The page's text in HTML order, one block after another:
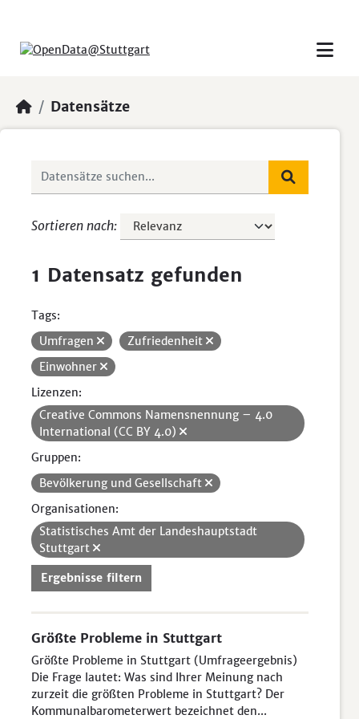
Datensätze
Sortieren nach
1 Datensatz gefunden
Tags:
Umfragen
Zufriedenheit
Einwohner
Lizenzen:
Creative Commons Namensnennung – 4.0
International (CC BY 4.0)
Gruppen:
Bevölkerung und Gesellschaft
Organisationen:
Statistisches Amt der Landeshauptstadt
Stuttgart
Ergebnisse filtern
Größte Probleme in Stuttgart
Größte Probleme in Stuttgart (Umfrageergebnis)
Die Frage lautet: Was sind Ihrer Meinung nach
zurzeit die größten Probleme in Stuttgart? Der
Kommunalbarometerwert bezeichnet den...